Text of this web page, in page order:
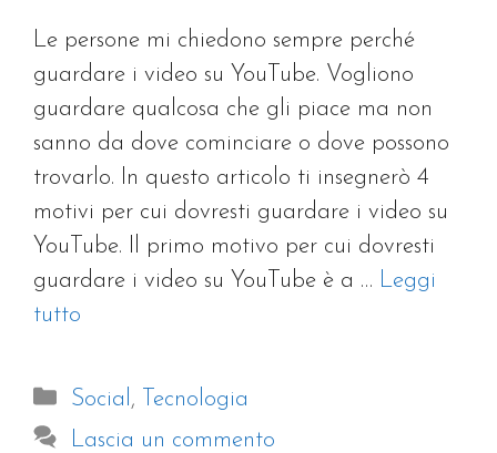
Le persone mi chiedono sempre perché
guardare i video su YouTube. Vogliono
guardare qualcosa che gli piace ma non
sanno da dove cominciare o dove possono
trovarlo. In questo articolo ti insegnerò 4
motivi per cui dovresti guardare i video su
YouTube. Il primo motivo per cui dovresti
guardare i video su YouTube è a … Leggi
tutto
Categorie
Social ,
Tecnologia
Lascia un commento